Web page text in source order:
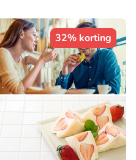
32% korting